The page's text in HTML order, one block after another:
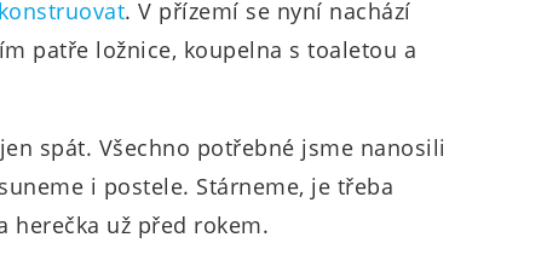
. V přízemí se nyní nachází
patře ložnice, koupelna s toaletou a
spát. Všechno potřebné jsme nanosili
i postele. Stárneme, je třeba
herečka už před rokem.